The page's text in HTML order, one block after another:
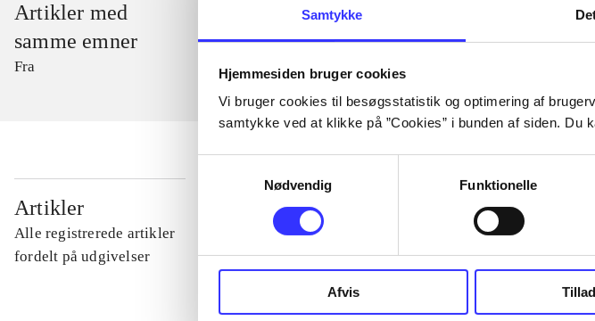
Samtykke
Hjemmesiden bruger cookies
Vi bruger cookies til besøgsstatistik og optimering af
samtykke ved at klikke på ”Cookies” i bunden af siden. Du
Nødvendig
Funktionelle
Afvis
Artikler med
samme emner
Fra
Artikler
Alle registrerede artikler
fordelt på udgivelser
...
...
...